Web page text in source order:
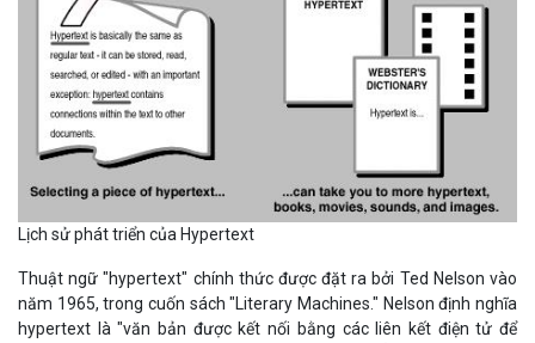
Lịch sử phát triển của Hypertext
Thuật ngữ "hypertext" chính thức được đặt ra bởi Ted Nelson vào
năm 1965, trong cuốn sách "Literary Machines." Nelson định nghĩa
hypertext là "văn bản được kết nối bằng các liên kết điện tử để